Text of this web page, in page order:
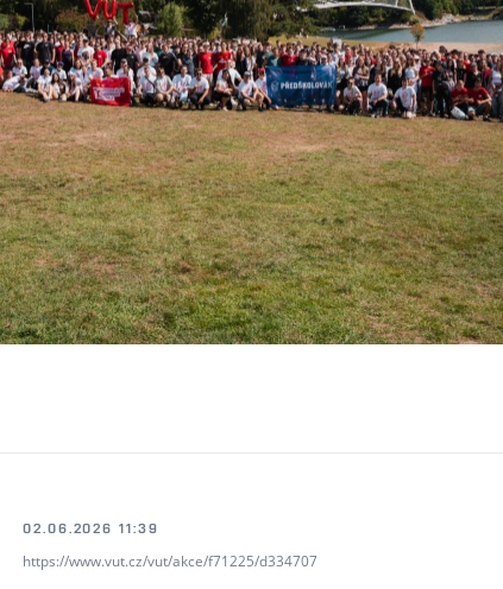
02.06.2026 11:39
https://www.vut.cz/vut/akce/f71225/d334707